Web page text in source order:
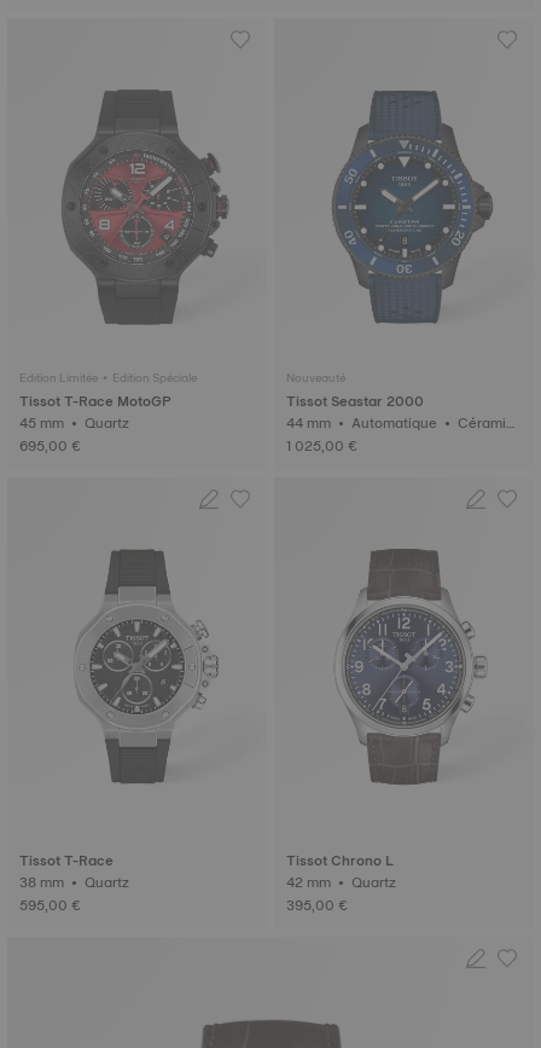
Edition Limitée • Edition Spéciale
Tissot T-Race MotoGP
45 mm • Quartz
695,00 €
Nouveauté
Tissot Seastar 2000
44 mm • Automatique • Céramiq
ue
1 025,00 €
Tissot T-Race
38 mm • Quartz
595,00 €
Tissot Chrono L
42 mm • Quartz
395,00 €